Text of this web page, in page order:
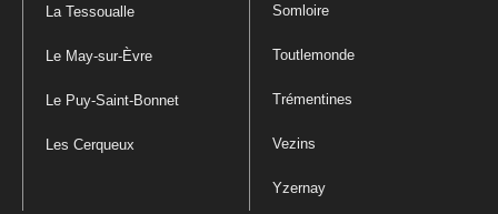
La Tessoualle
Le May-sur-Èvre
Le Puy-Saint-Bonnet
Les Cerqueux
Somloire
Toutlemonde
Trémentines
Vezins
Yzernay